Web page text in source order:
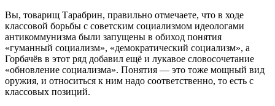
Вы, товарищ Тарабрин, правильно отмечаете, что в ходе
классовой борьбы с советским социализмом идеологами
антикоммунизма были запущены в обиход понятия
«гуманный социализм», «демократический социализм», а
Горбачёв в этот ряд добавил ещё и лукавое словосочетание
«обновление социализма». Понятия — это тоже мощный вид
оружия, и относиться к ним надо соответственно, то есть с
классовых позиций.